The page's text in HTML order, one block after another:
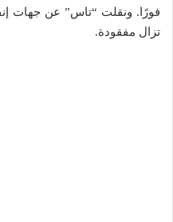
تزال مفقودة.